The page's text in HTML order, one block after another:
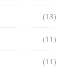
(13)
(11)
(11)